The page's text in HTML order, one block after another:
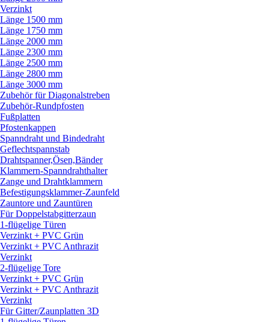
Verzinkt
Länge 1500 mm
Länge 1750 mm
Länge 2000 mm
Länge 2300 mm
Länge 2500 mm
Länge 2800 mm
Länge 3000 mm
Zubehör für Diagonalstreben
Zubehör-Rundpfosten
Fußplatten
Pfostenkappen
Spanndraht und Bindedraht
Geflechtspannstab
Drahtspanner,Ösen,Bänder
Klammern-Spanndrahthalter
Zange und Drahtklammern
Befestigungsklammer-Zaunfeld
Zauntore und Zauntüren
Für Doppelstabgitterzaun
1-flügelige Türen
Verzinkt + PVC Grün
Verzinkt + PVC Anthrazit
Verzinkt
2-flügelige Tore
Verzinkt + PVC Grün
Verzinkt + PVC Anthrazit
Verzinkt
Für Gitter/Zaunplatten 3D